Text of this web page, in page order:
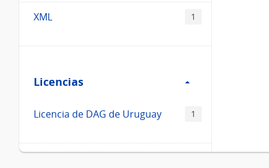
XML 1
Licencias
Licencias
Licencia de DAG de Uruguay 1